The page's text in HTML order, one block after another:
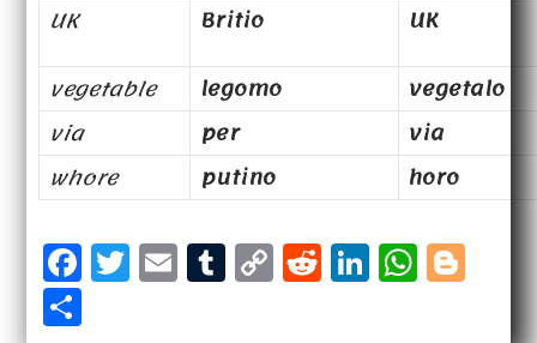
UK
Britio
UK
vegetable
legomo
vegetalo
via
per
via
whore
putino horo
F
a T
w E
mT
u C
o R
e Li
n W
h
S